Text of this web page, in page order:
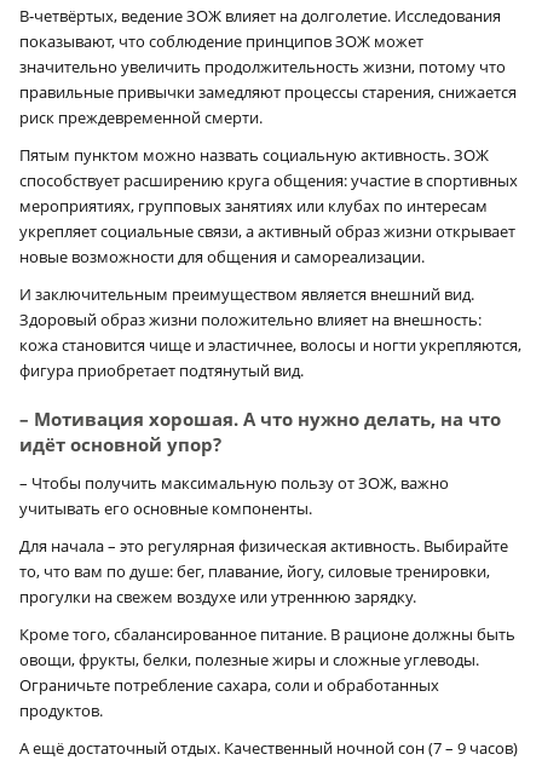
В‑четвёртых, ведение ЗОЖ влияет на долголетие. Исследования
показывают, что соблюдение принципов ЗОЖ может
значительно увеличить продолжительность жизни, потому что
правильные привычки замедляют процессы старения, снижается
риск прежде­временной смерти.
Пятым пунктом можно назвать социальную активность. ЗОЖ
способствует расширению круга общения: участие в спортивных
мероприятиях, групповых занятиях или клубах по интересам
укрепляет социальные связи, а активный образ жизни открывает
новые возможности для общения и самореализации.
И заключительным преимуществом является внешний вид.
Здоровый образ жизни положительно влияет на внешность:
кожа становится чище и эластичнее, волосы и ногти укрепляются,
фигура приобретает подтянутый вид.
– Мотивация хорошая. А что нужно делать, на что
идёт основной упор?
– Чтобы получить максимальную пользу от ЗОЖ, важно
учитывать его основные компоненты.
Для начала – это регулярная физическая активность. Выбирайте
то, что вам по душе: бег, плавание, йогу, силовые тренировки,
прогулки на свежем воздухе или утреннюю зарядку.
Кроме того, сбалансированное питание. В рационе должны быть
овощи, фрукты, белки, полезные жиры и сложные углеводы.
Ограничьте потребление сахара, соли и обработанных
продуктов.
А ещё достаточный отдых. Качественный ночной сон (7 – 9 часов)